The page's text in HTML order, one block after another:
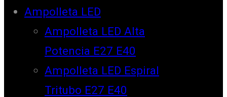
Ampolleta LED
Ampolleta LED Alta
Potencia E27 E40
Ampolleta LED Espiral
Tritubo E27 E40